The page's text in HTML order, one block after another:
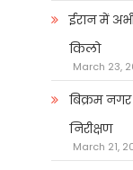
ईरान में
किलो
March 23,
बिक्रम
निरीक्षण
March 21,